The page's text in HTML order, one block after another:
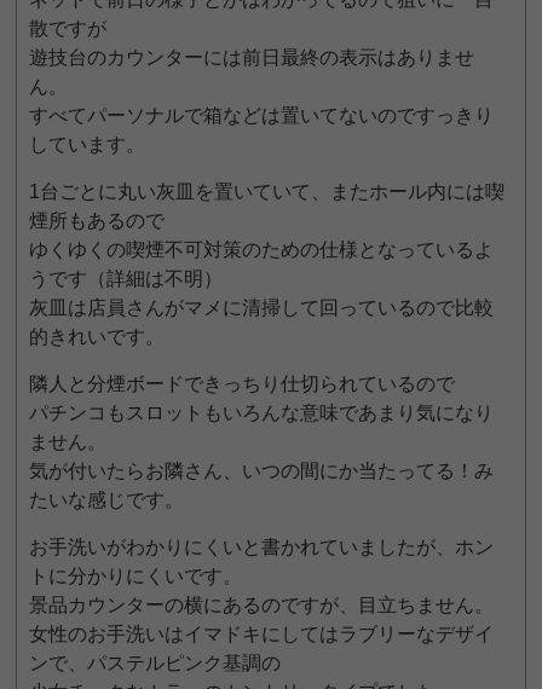
散ですが
遊技台のカウンターには前日最終の表示はありませ
ん。
すべてパーソナルで箱などは置いてないのですっきり
しています。
1台ごとに丸い灰皿を置いていて、またホール内には喫
煙所もあるので
ゆくゆくの喫煙不可対策のための仕様となっているよ
うです（詳細は不明）
灰皿は店員さんがマメに清掃して回っているので比較
的きれいです。
隣人と分煙ボードできっちり仕切られているので
パチンコもスロットもいろんな意味であまり気になり
ません。
気が付いたらお隣さん、いつの間にか当たってる！み
たいな感じです。
お手洗いがわかりにくいと書かれていましたが、ホン
トに分かりにくいです。
景品カウンターの横にあるのですが、目立ちません。
女性のお手洗いはイマドキにしてはラブリーなデザイ
ンで、パステルピンク基調の